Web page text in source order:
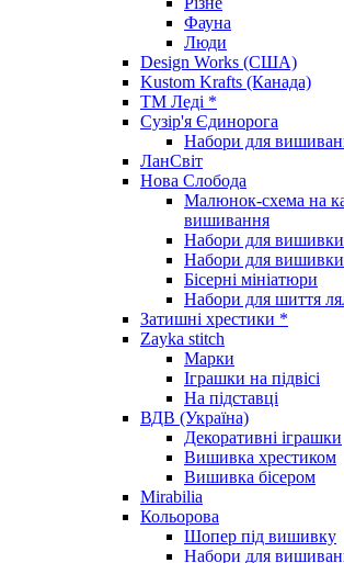
Фауна
Люди
Design Works (США)
Kustom Krafts (Канада)
ТМ Леді *
Сузір'я Єдинорога
Набори для
ЛанСвіт
Нова Слобода
Малюнок-схема на
вишивання
Набори для
Набори для вишивки
Бісерні мініатюри
Набори для шиття
Затишні хрестики *
Zayka stitch
Марки
Іграшки на підвісі
На підставці
ВДВ (Україна)
Декоративні іграшки
Вишивка хрестиком
Вишивка бісером
Mirabilia
Кольорова
Шопер під вишивку
Набори для